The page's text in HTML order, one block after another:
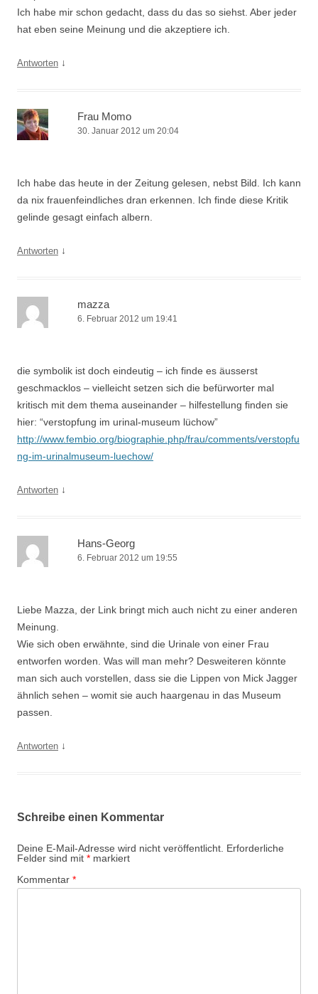
Ich habe mir schon gedacht, dass du das so siehst. Aber jeder
hat eben seine Meinung und die akzeptiere ich.
Antworten ↓
Frau Momo
30. Januar 2012 um 20:04
Ich habe das heute in der Zeitung gelesen, nebst Bild. Ich kann
da nix frauenfeindliches dran erkennen. Ich finde diese Kritik
gelinde gesagt einfach albern.
Antworten ↓
mazza
6. Februar 2012 um 19:41
die symbolik ist doch eindeutig – ich finde es äusserst
geschmacklos – vielleicht setzen sich die befürworter mal
kritisch mit dem thema auseinander – hilfestellung finden sie
hier: “verstopfung im urinal-museum lüchow”
http://www.fembio.org/biographie.php/frau/comments/verstopfu
ng-im-urinalmuseum-luechow/
Antworten ↓
Hans-Georg
6. Februar 2012 um 19:55
Liebe Mazza, der Link bringt mich auch nicht zu einer anderen
Meinung.
Wie sich oben erwähnte, sind die Urinale von einer Frau
entworfen worden. Was will man mehr? Desweiteren könnte
man sich auch vorstellen, dass sie die Lippen von Mick Jagger
ähnlich sehen – womit sie auch haargenau in das Museum
passen.
Antworten ↓
Schreibe einen Kommentar
Deine E-Mail-Adresse wird nicht veröffentlicht. Erforderliche
Felder sind mit * markiert
Kommentar *